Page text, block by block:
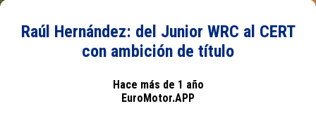
Raúl Hernández: del Junior WRC al CERT
con ambición de título
Hace más de 1 año
EuroMotor.APP